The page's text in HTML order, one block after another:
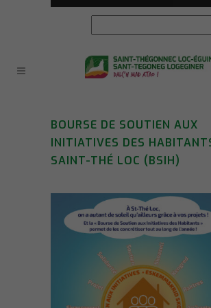
BOURSE DE SOUTIEN AUX
INITIATIVES DES
SAINT-THÉ LOC (BSIH)